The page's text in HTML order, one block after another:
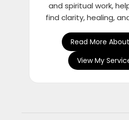
and spiritual work,
find clarity, healing,
Read More
View My